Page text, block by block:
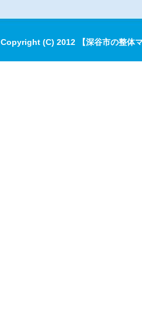
Copyright (C) 2012 【深谷市の整体